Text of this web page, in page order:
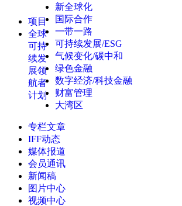
项目
全球
可持
续发
展领
航者
计划
新全球化
国际合作
一带一路
可持续发展/ESG
气候变化/碳中和
绿色金融
数字经济/科技金融
财富管理
大湾区
专栏文章
IFF动态
媒体报道
会员通讯
新闻稿
图片中心
视频中心